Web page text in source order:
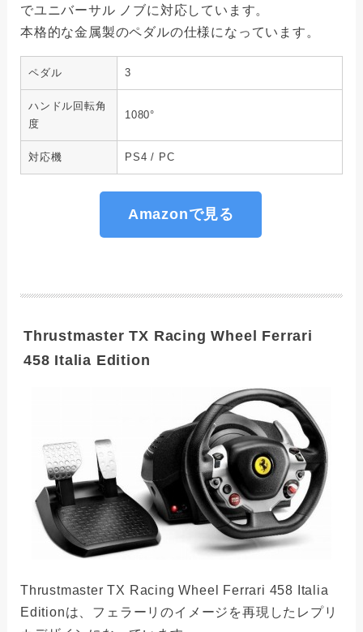
でユニバーサル ノブに対応しています。
本格的な金属製のペダルの仕様になっています。
ペダル 3
ハンドル回転角
度
1080°
対応機 PS4 / PC
Amazonで見る
Thrustmaster TX Racing Wheel Ferrari
458 Italia Edition
Thrustmaster TX Racing Wheel Ferrari 458 Italia
Editionは、フェラーリのイメージを再現したレプリ